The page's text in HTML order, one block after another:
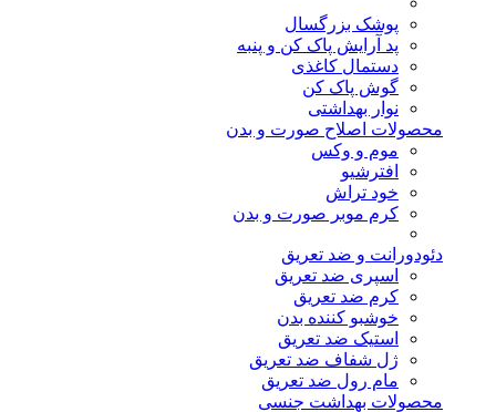
پوشک بزرگسال
پد آرایش پاک کن و پنبه
دستمال کاغذی
گوش پاک کن
نوار بهداشتی
محصولات اصلاح صورت و بدن
موم و وکس
افترشیو
خود تراش
کرم موبر صورت و بدن
دئودورانت و ضد تعریق
اسپری ضد تعریق
کرم ضد تعریق
خوشبو کننده بدن
استیک ضد تعریق
ژل شفاف ضد تعریق
مام رول ضد تعریق
محصولات بهداشت جنسی